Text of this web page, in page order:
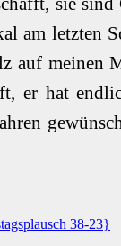
am letzten
auf meinen
er hat